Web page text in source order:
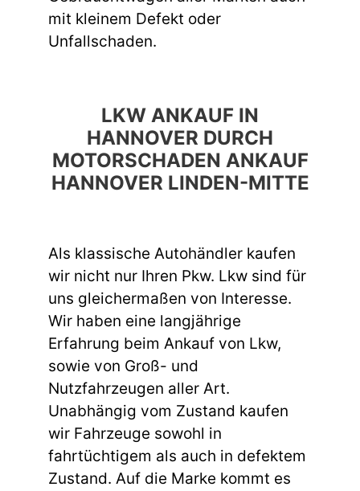
mit kleinem Defekt oder
Unfallschaden.
LKW ANKAUF IN
HANNOVER DURCH
MOTORSCHADEN ANKAUF
HANNOVER LINDEN-MITTE
Als klassische Autohändler kaufen
wir nicht nur Ihren Pkw. Lkw sind für
uns gleichermaßen von Interesse.
Wir haben eine langjährige
Erfahrung beim Ankauf von Lkw,
sowie von Groß- und
Nutzfahrzeugen aller Art.
Unabhängig vom Zustand kaufen
wir Fahrzeuge sowohl in
fahrtüchtigem als auch in defektem
Zustand. Auf die Marke kommt es